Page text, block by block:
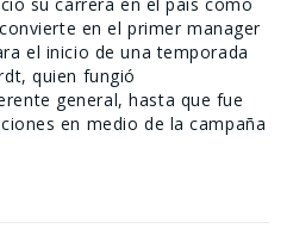
en el primer manager
el inicio de una temporada
quien fungió
general, hasta que fue
en medio de la campaña